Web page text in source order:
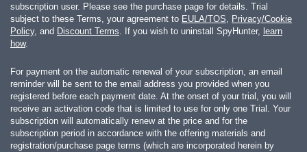
subscription user. Please see the purchase page for details. Trial
subject to these Terms, your agreement to EULA/TOS, Privacy/Cookie
Policy, and Discount Terms. If you wish to uninstall SpyHunter, learn
how.
For payment on the automatic renewal of your subscription, an email
reminder will be sent to the email address you provided when you
registered before each payment date. At the onset of your trial, you will
receive an activation code that is limited to use for only one Trial. Your
subscription will automatically renew at the price and for the
subscription period in accordance with the offering materials and
registration/purchase page terms (which are incorporated herein by